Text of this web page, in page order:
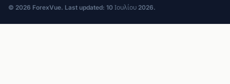
© 2026 ForexVue. Last updated: 10 Ιουλίου 2026.